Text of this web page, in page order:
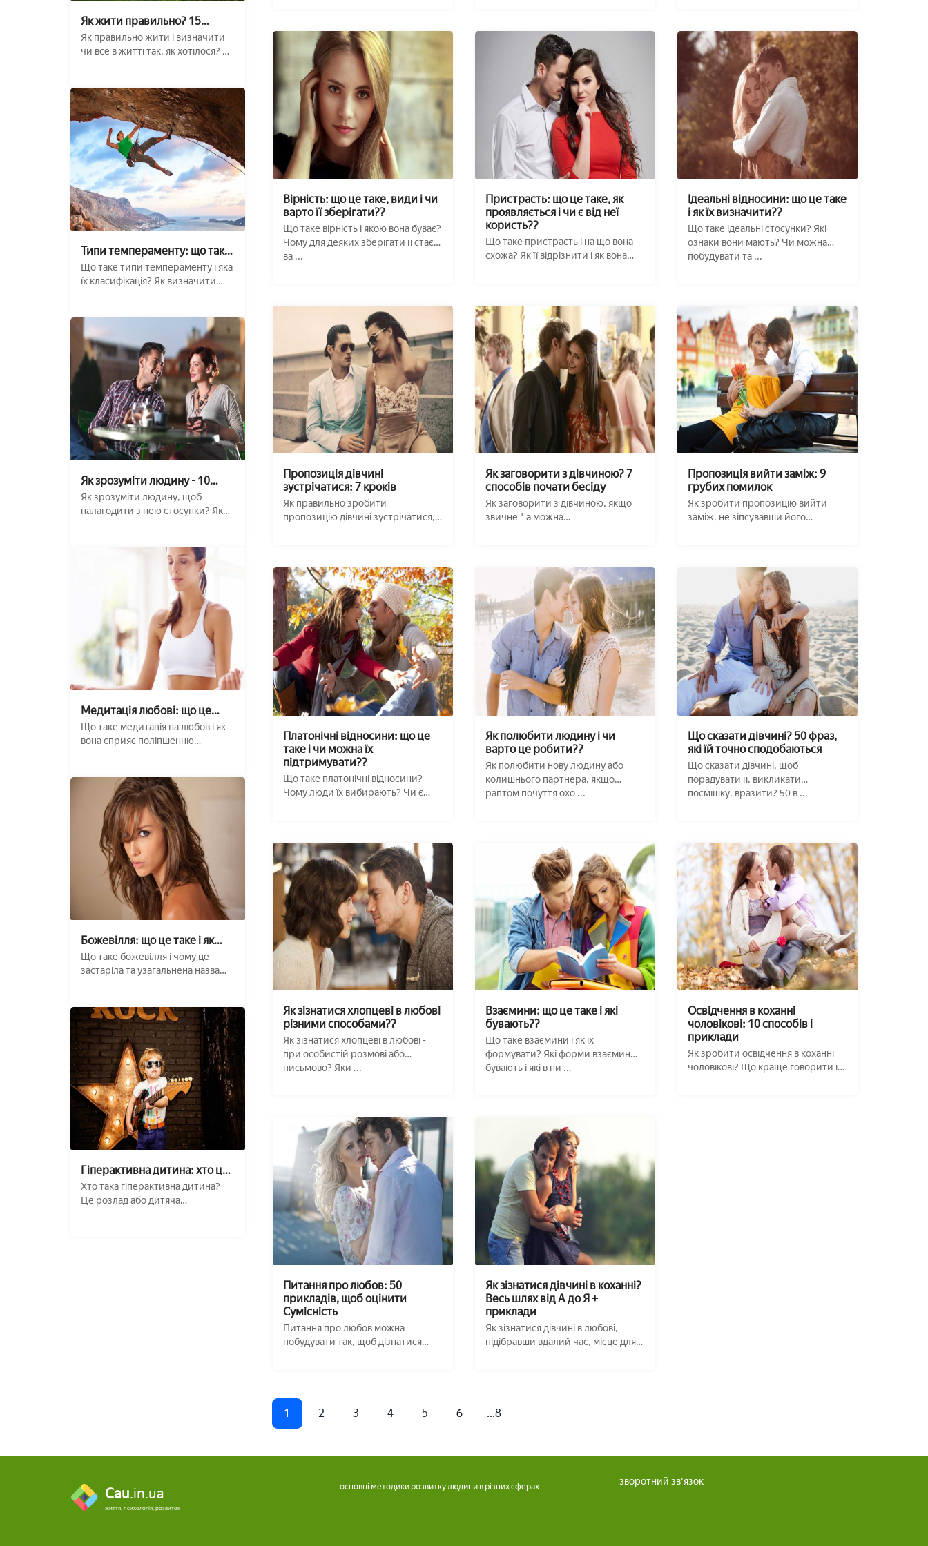
Вірність: що це таке, види і чи
варто її зберігати??
Що таке вірність і якою вона буває?
Чому для деяких зберігати її стає
ва ...
Пристрасть: що це таке, як
проявляється і чи є від неї
користь??
Що таке пристрасть і на що вона
схожа? Як її відрізнити і як вона
Ідеальні відносини: що це таке
і як їх визначити??
Що таке ідеальні стосунки? Які
ознаки вони мають? Чи можна
побудувати та ...
Пропозиція дівчині
зустрічатися: 7 кроків
Як правильно зробити
пропозицію дівчині зустрічатися,
Як заговорити з дівчиною? 7
способів почати бесіду
Як заговорити з дівчиною, якщо
звичне " а можна
Пропозиція вийти заміж: 9
грубих помилок
Як зробити пропозицію вийти
заміж, не зіпсувавши його
Платонічні відносини: що це
таке і чи можна їх
підтримувати??
Що таке платонічні відносини?
Чому люди їх вибирають? Чи є
Як полюбити людину і чи
варто це робити??
Як полюбити нову людину або
колишнього партнера, якщо
раптом почуття охо ...
Що сказати дівчині? 50 фраз,
які їй точно сподобаються
Що сказати дівчині, щоб
порадувати її, викликати
посмішку, вразити? 50 в ...
Як зізнатися хлопцеві в любові
різними способами??
Як зізнатися хлопцеві в любові -
при особистій розмові або
письмово? Яки ...
Взаємини: що це таке і які
бувають??
Що таке взаємини і як їх
формувати? Які форми взаємин
бувають і які в ни ...
Освідчення в коханні
чоловікові: 10 способів і
приклади
Як зробити освідчення в коханні
чоловікові? Що краще говорити і
Питання про любов: 50
прикладів, щоб оцінити
Сумісність
Питання про любов можна
побудувати так, щоб дізнатися
Як зізнатися дівчині в коханні?
Весь шлях від А до Я +
приклади
Як зізнатися дівчині в любові,
підібравши вдалий час, місце для
1 2 3 4 5 6 ...8
Як жити правильно? 15
простих істин
Як правильно жити і визначити
чи все в житті так, як хотілося? 15
Типи темпераменту: що таке
і як визначити? Класичний
тест
Що таке типи темпераменту і яка
їх класифікація? Як визначити
Як зрозуміти людину - 10
перевірених прийомів
Як зрозуміти людину, щоб
налагодити з нею стосунки? Як
Медитація любові: що це
таке і як її проводити??
Що таке медитація на любов і як
вона сприяє поліпшенню
Божевілля: що це таке і як
його визначити??
Що таке божевілля і чому це
застаріла та узагальнена назва
Гіперактивна дитина: хто це,
його ознаки і що робити??
Хто така гіперактивна дитина?
Це розлад або дитяча
Cau.in.ua
життя, психологія, розвиток
основні методики розвитку людини в різних сферах зворотний зв'язок